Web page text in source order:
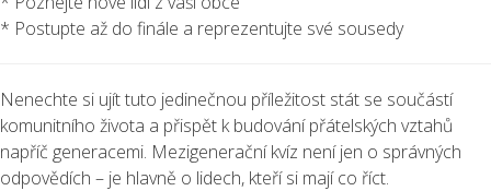
* Postupte až do finále a reprezentujte své sousedy
Nenechte si ujít tuto jedinečnou příležitost stát se součástí
komunitního života a přispět k budování přátelských vztahů
napříč generacemi. Mezigenerační kvíz není jen o správných
odpovědích – je hlavně o lidech, kteří si mají co říct.